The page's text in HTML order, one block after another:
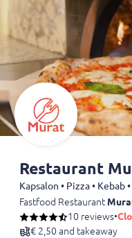
Restaurant
Fastfood Restaurant
10 reviews•
€ 2,50 and takeaway